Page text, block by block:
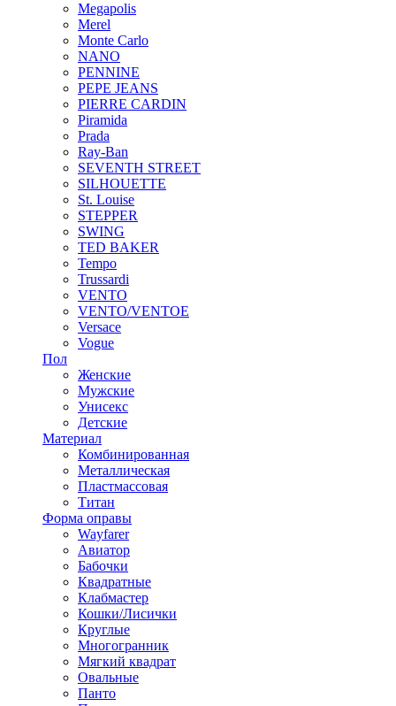
Megapolis
Merel
Monte Carlo
NANO
PENNINE
PEPE JEANS
PIERRE CARDIN
Piramida
Prada
Ray-Ban
SEVENTH STREET
SILHOUETTE
St. Louise
STEPPER
SWING
TED BAKER
Tempo
Trussardi
VENTO
VENTO/VENTOE
Versace
Vogue
Пол
Женские
Мужские
Унисекс
Детские
Материал
Комбинированная
Металлическая
Пластмассовая
Титан
Форма оправы
Wayfarer
Авиатор
Бабочки
Квадратные
Клабмастер
Кошки/Лисички
Круглые
Многогранник
Мягкий квадрат
Овальные
Панто